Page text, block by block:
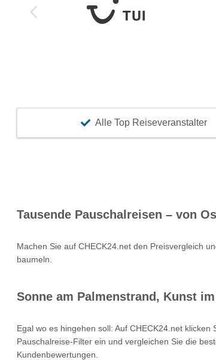
Alle Top Reiseveranstalter
Tausende Pauschalreisen – von
Machen Sie auf CHECK24.net den Preisvergleich
baumeln.
Sonne am Palmenstrand, Kunst
Egal wo es hingehen soll: Auf CHECK24.net
Pauschalreise-Filter ein und vergleichen Sie die
Kundenbewertungen.